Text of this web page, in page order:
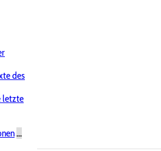
des
letzte
...